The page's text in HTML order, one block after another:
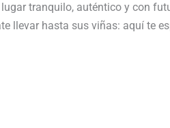
tranquilo, auténtico y con
llevar hasta sus viñas: aquí te